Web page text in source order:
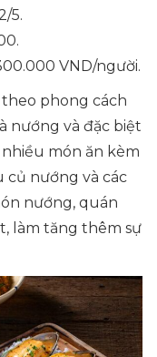
5.
VND/người.
phong cách
nướng và đặc biệt
món ăn kèm
củ nướng và các
nướng, quán
làm tăng thêm sự